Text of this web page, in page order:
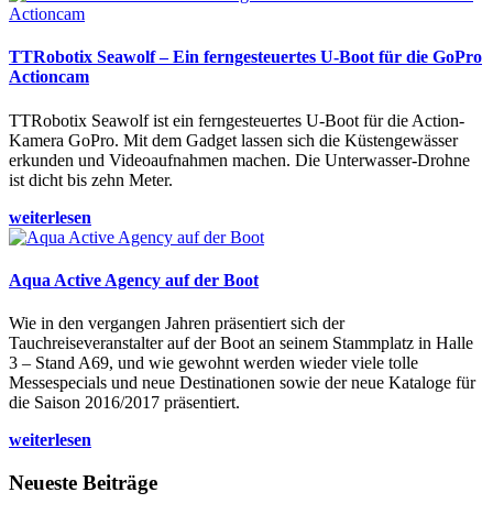
TTRobotix Seawolf – Ein ferngesteuertes U-Boot für die GoPro
Actioncam
TTRobotix Seawolf ist ein ferngesteuertes U-Boot für die Action-
Kamera GoPro. Mit dem Gadget lassen sich die Küstengewässer
erkunden und Videoaufnahmen machen. Die Unterwasser-Drohne
ist dicht bis zehn Meter.
weiterlesen
Aqua Active Agency auf der Boot
Wie in den vergangen Jahren präsentiert sich der
Tauchreiseveranstalter auf der Boot an seinem Stammplatz in Halle
3 – Stand A69, und wie gewohnt werden wieder viele tolle
Messespecials und neue Destinationen sowie der neue Kataloge für
die Saison 2016/2017 präsentiert.
weiterlesen
Neueste Beiträge